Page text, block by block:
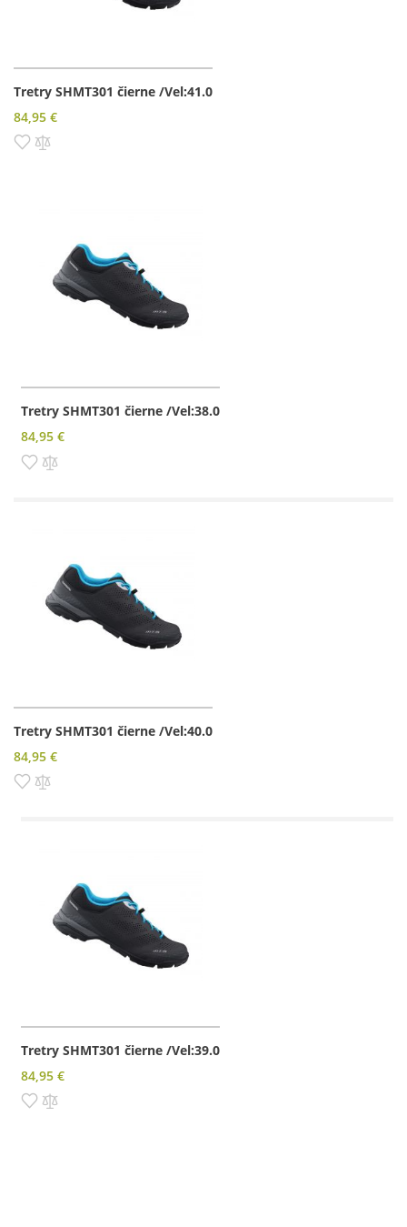
Tretry SHMT301 čierne /Vel:41.0
84,95 €
Pridať do zoznamu prianí
Tretry SHMT301 čierne /Vel:38.0
84,95 €
Pridať do zoznamu prianí
Tretry SHMT301 čierne /Vel:40.0
84,95 €
Pridať do zoznamu prianí
Tretry SHMT301 čierne /Vel:39.0
84,95 €
Pridať do zoznamu prianí